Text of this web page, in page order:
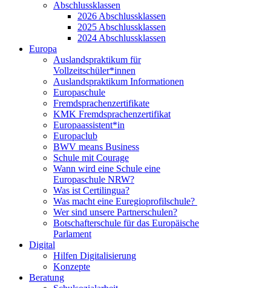
Abschlussklassen
2026 Abschlussklassen
2025 Abschlussklassen
2024 Abschlussklassen
Europa
Auslandspraktikum für
Vollzeitschüler*innen
Auslandspraktikum Informationen
Europaschule
Fremdsprachenzertifikate
KMK Fremdsprachenzertifikat
Europaassistent*in
Europaclub
BWV means Business
Schule mit Courage
Wann wird eine Schule eine
Europaschule NRW?
Was ist Certilingua?
Was macht eine Euregioprofilschule?
Wer sind unsere Partnerschulen?
Botschafterschule für das Europäische
Parlament
Digital
Hilfen Digitalisierung
Konzepte
Beratung